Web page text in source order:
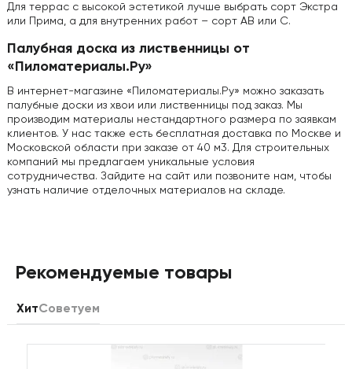
Для террас с высокой эстетикой лучше выбрать сорт Экстра
или Прима, а для внутренних работ – сорт AB или C.
Палубная доска из лиственницы от
«Пиломатериалы.Ру»
В интернет-магазине «Пиломатериалы.Ру» можно заказать
палубные доски из хвои или лиственницы под заказ. Мы
производим материалы нестандартного размера по заявкам
клиентов. У нас также есть бесплатная доставка по Москве и
Московской области при заказе от 40 м3. Для строительных
компаний мы предлагаем уникальные условия
сотрудничества. Зайдите на сайт или позвоните нам, чтобы
узнать наличие отделочных материалов на складе.
Рекомендуемые товары
ХитСоветуем